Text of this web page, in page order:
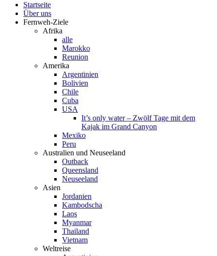
Startseite
Über uns
Fernweh-Ziele
Afrika
alle
Marokko
Reunion
Amerika
Argentinien
Bolivien
Chile
Cuba
USA
It’s only water – Zwölf Tage mit dem
Kajak im Grand Canyon
Mexiko
Peru
Australien und Neuseeland
Outback
Queensland
Neuseeland
Asien
Jordanien
Kambodscha
Laos
Myanmar
Thailand
Vietnam
Weltreise